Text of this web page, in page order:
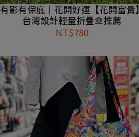
有影有保庇｜花開好運【花開富貴】
台灣設計輕量折疊傘推薦
NT$780